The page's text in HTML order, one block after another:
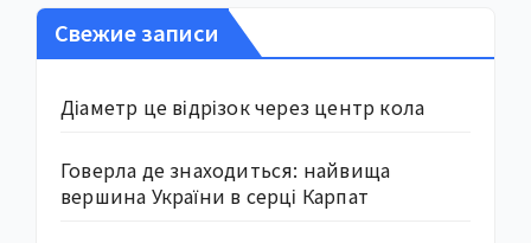
Свежие записи
Діаметр це відрізок через центр кола
Говерла де знаходиться: найвища
вершина України в серці Карпат